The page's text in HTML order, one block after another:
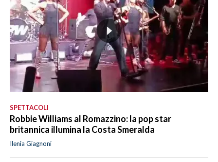
SPETTACOLI
Robbie Williams al Romazzino: la pop star
britannica illumina la Costa Smeralda
Ilenia Giagnoni